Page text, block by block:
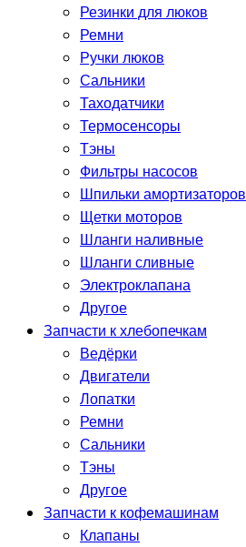
Резинки для люков
Ремни
Ручки люков
Сальники
Таходатчики
Термосенсоры
Тэны
Фильтры насосов
Шпильки амортизаторов
Щетки моторов
Шланги наливные
Шланги сливные
Электроклапана
Другое
Запчасти к хлебопечкам
Ведёрки
Двигатели
Лопатки
Ремни
Сальники
Тэны
Другое
Запчасти к кофемашинам
Клапаны